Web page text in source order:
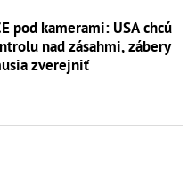
pod kamerami: USA chcú
nad zásahmi, zábery
zverejniť